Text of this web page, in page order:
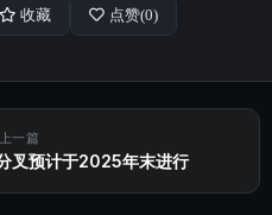
收藏 点赞(0)
上一篇
叉预计于2025年末进行